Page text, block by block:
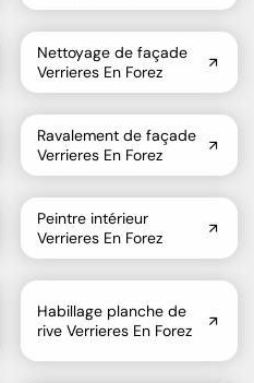
Nettoyage de façade
Verrieres En Forez
Ravalement de façade
Verrieres En Forez
Peintre intérieur
Verrieres En Forez
Habillage planche de
rive Verrieres En Forez